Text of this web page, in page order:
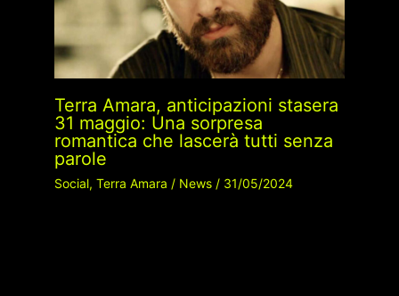
Terra Amara, anticipazioni stasera
31 maggio: Una sorpresa
romantica che lascerà tutti senza
parole
Social, Terra Amara / News/ 31/05/2024